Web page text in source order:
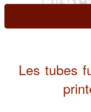
Les tubes